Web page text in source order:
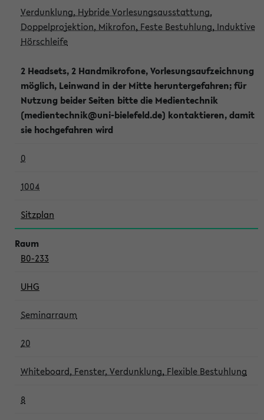
Verdunklung, Hybride Vorlesungsausstattung,
Doppelprojektion, Mikrofon, Feste Bestuhlung, Induktive
Hörschleife
2 Headsets, 2 Handmikrofone, Vorlesungsaufzeichnung
möglich, Leinwand in der Mitte heruntergefahren; für
Nutzung beider Seiten bitte die Medientechnik
(medientechnik@uni-bielefeld.de) kontaktieren, damit
sie hochgefahren wird
0
1004
Sitzplan
B0-233
UHG
Seminarraum
20
Whiteboard, Fenster, Verdunklung, Flexible Bestuhlung
8